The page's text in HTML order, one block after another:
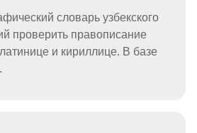
словарь узбекского
проверить правописание
и кириллице. В базе